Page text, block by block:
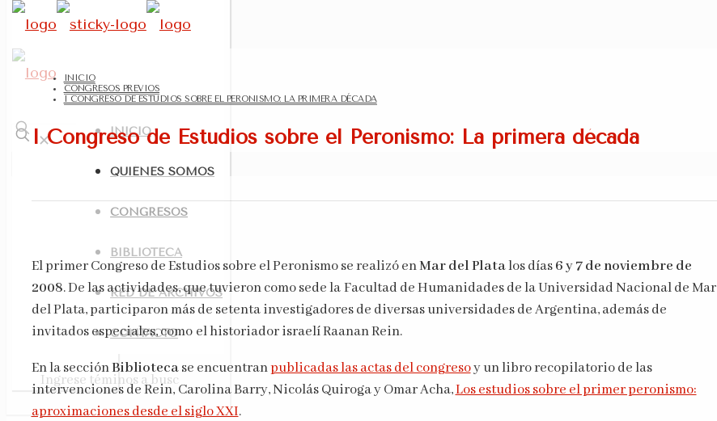
INICIO
QUIÉNES SOMOS
CONGRESOS
BIBLIOTECA
RED DE ARCHIVOS
CONTACTO
✕
I Congreso de Estudios sobre el Peronismo: La primera década
INICIO
CONGRESOS PREVIOS
I CONGRESO DE ESTUDIOS SOBRE EL PERONISMO: LA PRIMERA DÉCADA
El primer Congreso de Estudios sobre el Peronismo se realizó enMar del Platalos días6 y 7 de noviembre de
2008. De las actividades, que tuvieron como sede la Facultad de Humanidades de la Universidad Nacional de Mar
del Plata, participaron más de setenta investigadores de diversas universidades de Argentina, además de
invitados especiales, como el historiador israelí Raanan Rein.
En la secciónBibliotecase encuentranpublicadas las actas del congresoy un libro recopilatorio de las
intervenciones de Rein, Carolina Barry, Nicolás Quiroga y Omar Acha,Los estudios sobre el primer peronismo:
aproximaciones desde el siglo XXI.